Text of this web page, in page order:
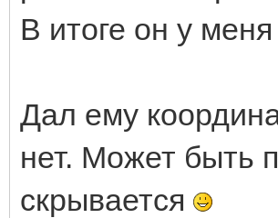
В итоге он у
Дал ему
нет. Может быть
скрывается